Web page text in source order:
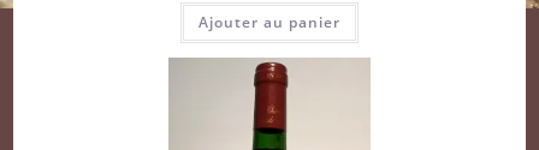
Ajouter au panier